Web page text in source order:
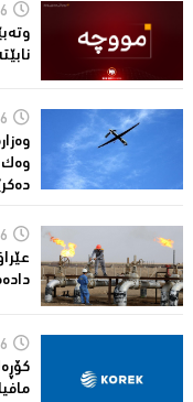
نابێتە ٤٥ رۆژ
وەک